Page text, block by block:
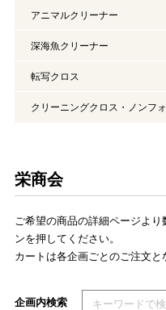
アニマルクリーナー
深海魚クリーナー
転写クロス
クリーニングクロス・ノンフ
栄商会
ご希望の商品の詳細ページよ
ンを押してください。
カートは各企画ごとのご注文と
検索キーワードを入力してくだ
企画内検索